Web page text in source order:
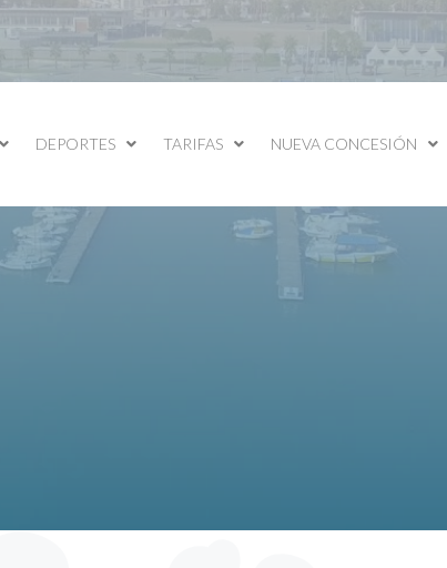
DEPORTES TARIFAS NUEVA CONCESIÓN